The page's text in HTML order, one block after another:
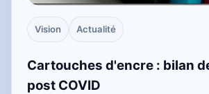
Vision Actualité
Cartouches d'encre : bilan
post COVID